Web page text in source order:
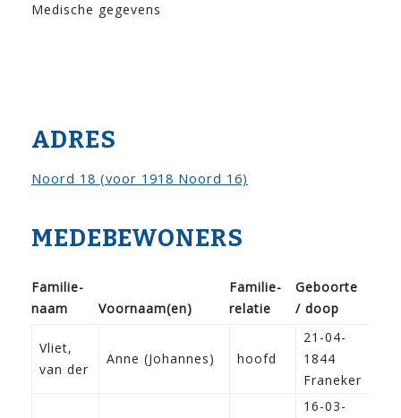
Medische gegevens
ADRES
Noord 18 (voor 1918 Noord 16)
MEDEBEWONERS
Familie­
naam
Voor­naam(en)
Familie­
relatie
Geboorte
/ doop
Vliet,
van der
Anne (Johannes) hoofd
21-04-
1844
Franeker
16-03-